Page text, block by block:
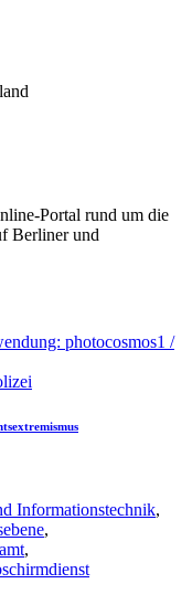
Portal rund um die
Berliner und
Informationstechnik,
,
,